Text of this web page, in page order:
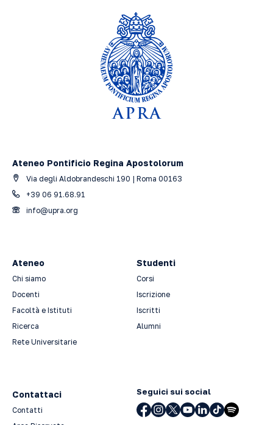
Ateneo Pontificio Regina Apostolorum
Via degli Aldobrandeschi 190 | Roma 00163
+39 06 91.68.91
info@upra.org
Ateneo
Chi siamo
Docenti
Facoltà e Istituti
Ricerca
Rete Universitarie
Studenti
Corsi
Iscrizione
Iscritti
Alumni
Contattaci
Contatti
Seguici sui social